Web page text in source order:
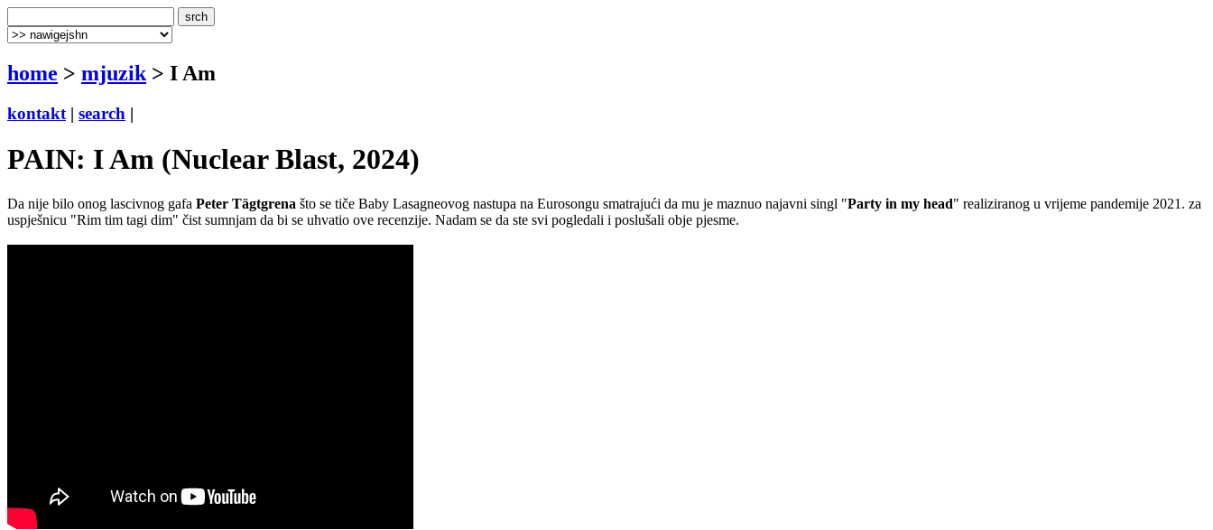
home > mjuzik > I Am
kontakt | search |
PAIN: I Am (Nuclear Blast, 2024)
Da nije bilo onog lascivnog gafa Peter Tägtgrena što se tiče Baby Lasagneovog nastupa na Eurosongu smatrajući da mu je maznuo najavni singl "Party in my head" realiziranog u vrijeme pandemije 2021. za
uspješnicu "Rim tim tagi dim" čist sumnjam da bi se uhvatio ove recenzije. Nadam se da ste svi pogledali i poslušali obje pjesme.